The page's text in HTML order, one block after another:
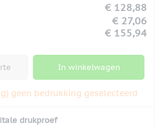
€ 128,88
€ 27,06
€ 155,94
In winkelwagen
geen bedrukking geselecteerd
drukproef